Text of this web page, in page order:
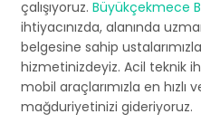
çalışıyoruz. Büyükçekmece
ihtiyacınızda, alanında
belgesine sahip
hizmetinizdeyiz. Acil teknik
mobil araçlarımızla en hızlı
mağduriyetinizi gideriyoruz.